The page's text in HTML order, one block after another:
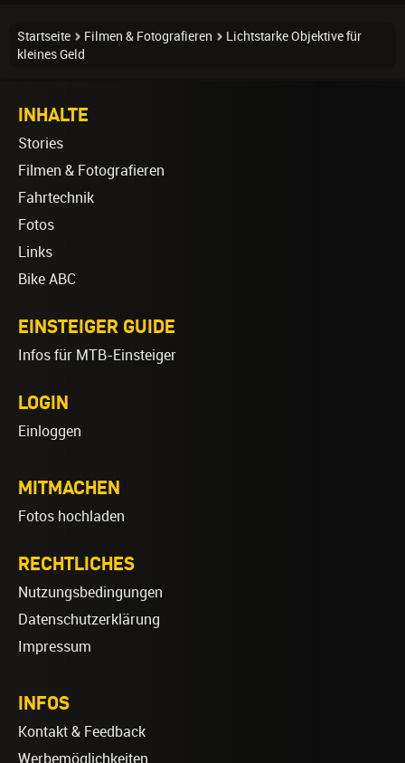
Startseite Filmen & Fotografieren
Lichtstarke Objektive für
kleines Geld
INHALTE
Stories
Filmen & Fotografieren
Fahrtechnik
Fotos
Links
Bike ABC
EINSTEIGER GUIDE
Infos für MTB-Einsteiger
LOGIN
Einloggen
MITMACHEN
Fotos hochladen
RECHTLICHES
Nutzungsbedingungen
Datenschutzerklärung
Impressum
INFOS
Kontakt & Feedback
Werbemöglichkeiten